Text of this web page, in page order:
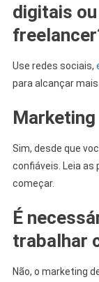
digitais
Use redes sociais,
para alcançar mais
Sim, desde que
confiáveis. Leia as
começar.
É
trabalhar
Não, o marketing